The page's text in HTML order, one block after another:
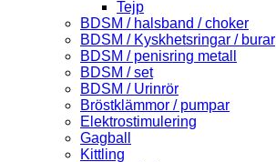
Tejp
BDSM / halsband / choker
BDSM / Kyskhetsringar / burar
BDSM / penisring metall
BDSM / set
BDSM / Urinrör
Bröstklämmor / pumpar
Elektrostimulering
Gagball
Kittling